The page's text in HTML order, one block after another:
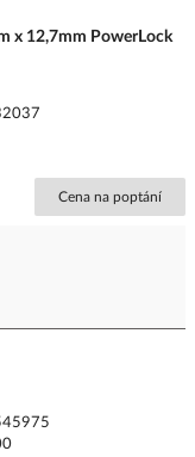
x 12,7mm PowerLock
Cena na poptání